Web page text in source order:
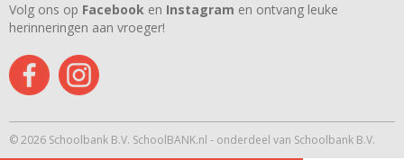
Volg ons op Facebook en Instagram en ontvang leuke
herinneringen aan vroeger!
© 2026 Schoolbank B.V. SchoolBANK.nl - onderdeel van Schoolbank B.V.